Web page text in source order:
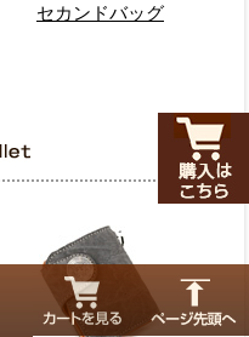
セカンドバッグ